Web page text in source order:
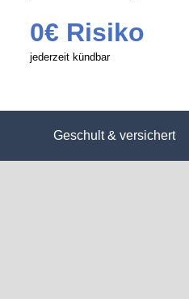
0€ Risiko
jederzeit kündbar
Geschult &